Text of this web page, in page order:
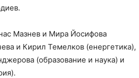
Мазнев и Мира Йосифова
и Кирил Темелков (енергетика),
(образование и наука) и